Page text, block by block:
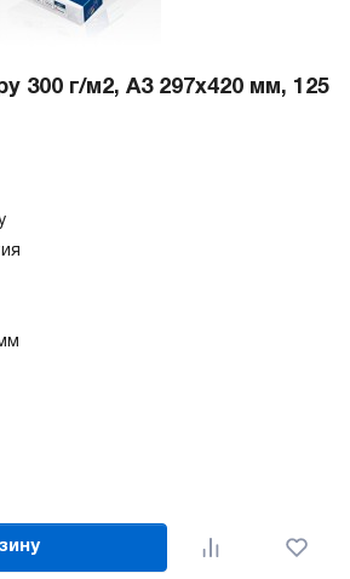
300 г/м2, А3 297x420 мм, 125